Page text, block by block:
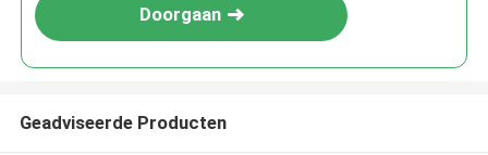
Doorgaan
Geadviseerde Producten